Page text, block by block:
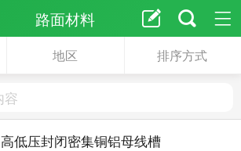
路面材料
地区 排序方式
高低压封闭密集铜铝母线槽